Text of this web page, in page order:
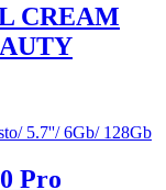
CREAM
Pro